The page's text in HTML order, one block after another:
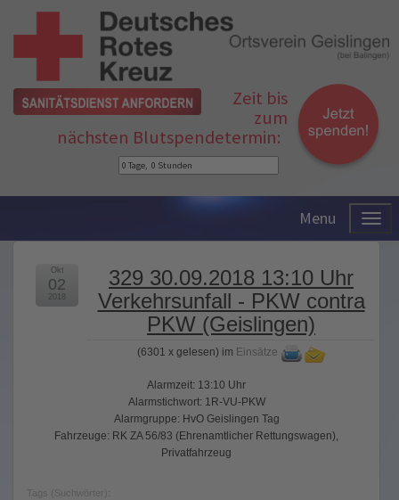
Zeit bis
zum
nächsten Blutspendetermin:
Menu
329 30.09.2018 13:10 Uhr
Verkehrsunfall - PKW contra
PKW (Geislingen)
(6301 x gelesen) im Einsätze
Okt
02
2018
Alarmzeit: 13:10 Uhr
Alarmstichwort: 1R-VU-PKW
Alarmgruppe: HvO Geislingen Tag
Fahrzeuge: RK ZA 56/83 (Ehrenamtlicher Rettungswagen),
Privatfahrzeug
Tags (Suchwörter):